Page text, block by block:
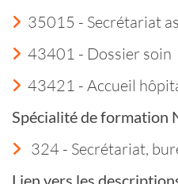
35015 - Secrétariat
43401 - Dossier soin
43421 - Accueil
Spécialité de formation
324 - Secrétariat,
Lien vers les